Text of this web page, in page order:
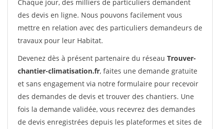
Chaque jour, des milliers de particuliers demandent
des devis en ligne. Nous pouvons facilement vous
mettre en relation avec des particuliers demandeurs de
travaux pour leur Habitat.
Devenez dès à présent partenaire du réseau Trouver-
chantier-climatisation.fr, faites une demande gratuite
et sans engagement via notre formulaire pour recevoir
des demandes de devis et trouver des chantiers. Une
fois la demande validée, vous recevrez des demandes
de devis enregistrées depuis les plateformes et sites de